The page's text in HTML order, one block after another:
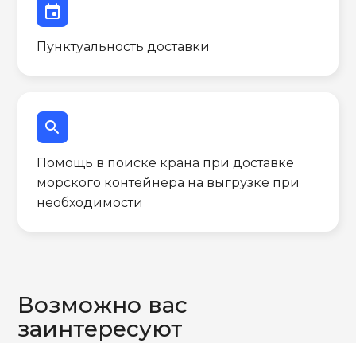
event
Пунктуальность доставки
search
Помощь в поиске крана при доставке
морского контейнера на выгрузке при
необходимости
Возможно вас
заинтересуют